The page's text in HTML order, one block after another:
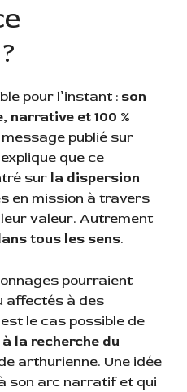
pour l’instant : son
narrative et 100 %
message publié sur
que ce
sur la dispersion
en mission à travers
valeur. Autrement
tous les sens.
pourraient
affectés à des
le cas possible de
la recherche du
arthurienne. Une idée
son arc narratif et qui